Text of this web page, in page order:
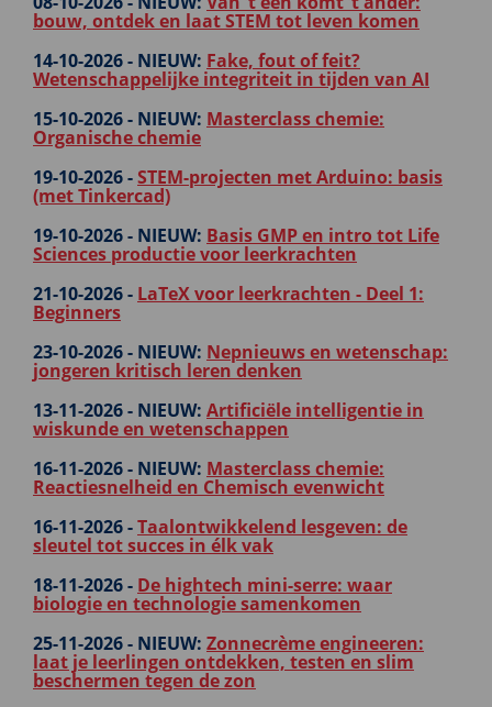
bouw, ontdek en laat STEM tot leven komen
14-10-2026 - NIEUW: Fake, fout of feit?
Wetenschappelijke integriteit in tijden van AI
15-10-2026 - NIEUW: Masterclass chemie:
Organische chemie
19-10-2026 -STEM-projecten met Arduino: basis
(met Tinkercad)
19-10-2026 - NIEUW: Basis GMP en intro tot Life
Sciences productie voor leerkrachten
21-10-2026 - LaTeX voor leerkrachten - Deel 1:
Beginners
23-10-2026 - NIEUW: Nepnieuws en wetenschap:
jongeren kritisch leren denken
13-11-2026 - NIEUW: Artificiële intelligentie in
wiskunde en wetenschappen
16-11-2026 - NIEUW: Masterclass chemie:
Reactiesnelheid en Chemisch evenwicht
16-11-2026 -Taalontwikkelend lesgeven: de
sleutel tot succes in élk vak
18-11-2026 - De hightech mini-serre: waar
biologie en technologie samenkomen
25-11-2026 - NIEUW: Zonnecrème engineeren:
laat je leerlingen ontdekken, testen en slim
beschermen tegen de zon